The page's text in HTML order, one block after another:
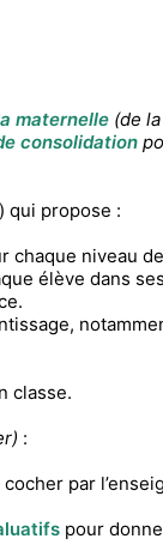
maternelle (de
consolidation
qui propose :
chaque niveau
élève dans
classe.
:
cocher par
pour